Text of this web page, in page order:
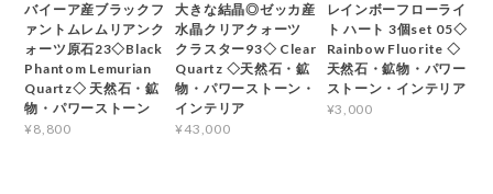
バイーア産ブラックフ
ァントムレムリアンク
ォーツ原石23◇Black
Phantom Lemurian
Quartz◇ 天然石・鉱
物・パワーストーン
¥8,800
大きな結晶◎ゼッカ産
水晶クリアクォーツ
クラスター93◇ Clear
Quartz ◇天然石・鉱
物・パワーストーン・
インテリア
¥43,000
レインボーフローライ
ト ハート 3個set 05◇
Rainbow Fluorite ◇
天然石・鉱物・パワー
ストーン・インテリア
¥3,000